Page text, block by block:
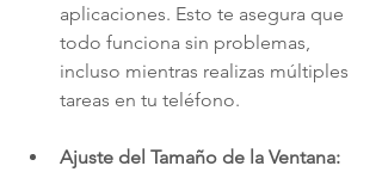
aplicaciones. Esto te asegura que
todo funciona sin problemas,
incluso mientras realizas múltiples
tareas en tu teléfono.
Ajuste del Tamaño de la Ventana: